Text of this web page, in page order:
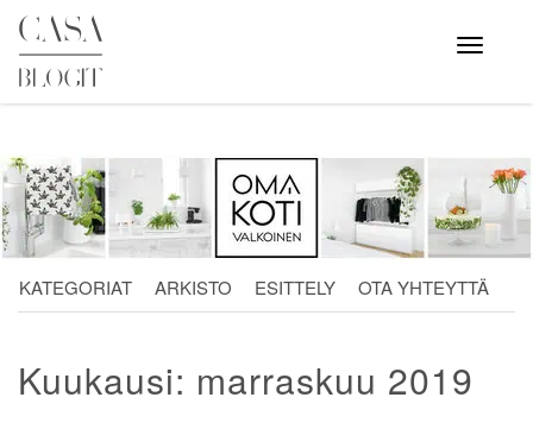
Skip
content
Avaa
valikko
KATEGORIAT ARKISTO ESITTELY OTA YHTEYTTÄ
Kuukausi: marraskuu 2019